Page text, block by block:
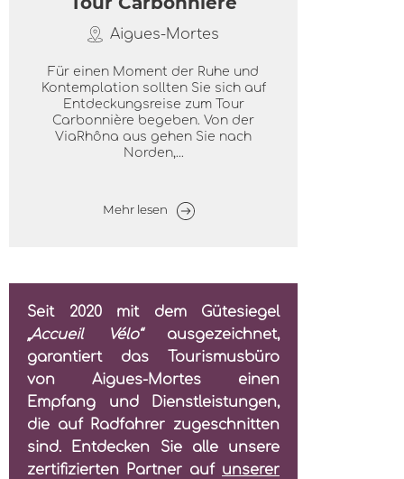
Aigues-Mortes
Für einen Moment der Ruhe und
Kontemplation sollten Sie sich auf
Entdeckungsreise zum Tour
Carbonnière begeben. Von der
ViaRhôna aus gehen Sie nach
Norden,...
Mehr lesen
Seit 2020 mit dem Gütesiegel
„Accueil Vélo“ausgezeichnet,
garantiert das Tourismusbüro
von Aigues-Mortes einen
Empfang und Dienstleistungen,
die auf Radfahrer zugeschnitten
sind. Entdecken Sie alle unsere
zertifizierten Partner auf unserer